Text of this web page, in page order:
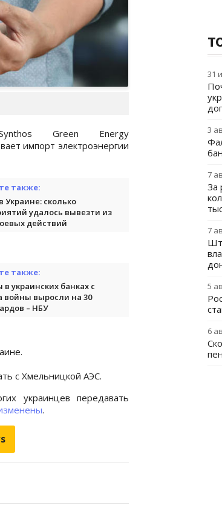
Green Energy
импорт электроэнергии
также:
Украине: сколько
удалось вывезти из
действий
также:
в украинских банках с
войны выросли на 30
– НБУ
с Хмельницкой АЭС.
украинцев передавать
.
31
3
7
За
7
5
6